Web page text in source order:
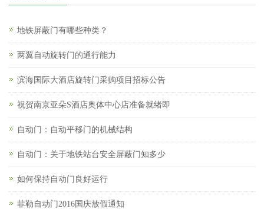
地铁屏蔽门有哪些种类？
两翼自动旋转门的通行能力
滨海国际大酒店旋转门采购项目招标公告
祝贺南京亚朵S酒店奥体中心店准备就绪即
自动门：自动平移门的机械结构
自动门：关于地铁站台安全屏蔽门知多少
如何保持自动门良好运行
菲勒自动门2016国庆放假通知